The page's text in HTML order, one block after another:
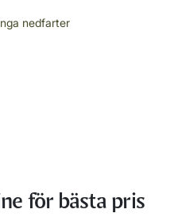
nedfarter
för bästa pris